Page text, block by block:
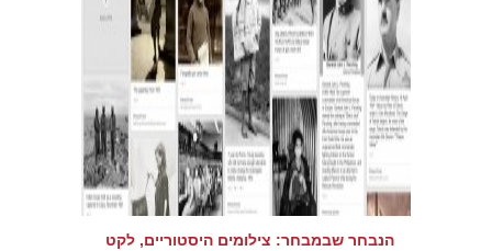
הנבחר שבמבחר: צילומים היסטוריים, לקט